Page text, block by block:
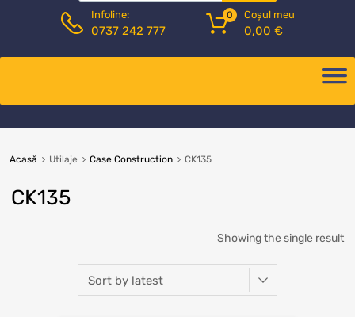
Infoline:
0737 242 777
Coșul meu
0,00 €
0
Acasă Utilaje Case Construction CK135
CK135
Showing the single result